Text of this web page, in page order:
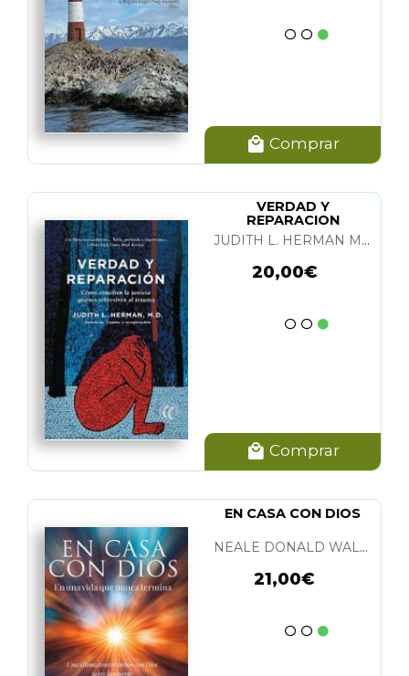
Comprar
VERDAD Y
REPARACION
JUDITH L. HERMAN M. D.
20,00€
Comprar
EN CASA CON DIOS
NEALE DONALD WALSCH
21,00€